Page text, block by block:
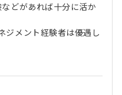
どがあれば十分に活か
ジメント経験者は優遇し